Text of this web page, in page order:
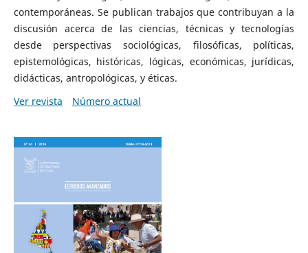
contemporáneas. Se publican trabajos que contribuyan a la
discusión acerca de las ciencias, técnicas y tecnologías
desde perspectivas sociológicas, filosóficas, políticas,
epistemológicas, históricas, lógicas, económicas, jurídicas,
didácticas, antropológicas, y éticas.
Ver revista
Número actual